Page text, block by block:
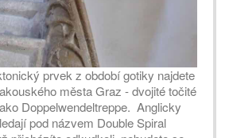
prvek z období gotiky najdete
města Graz - dvojité točité
Doppelwendeltreppe. Anglicky
pod názvem Double Spiral